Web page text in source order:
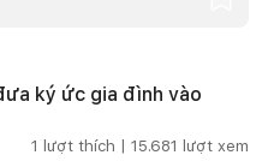
ký ức gia đình vào
1 lượt thích | 15.681 lượt xem